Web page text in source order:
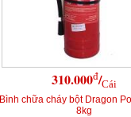
310.000đ/Cái
Bình chữa cháy bột Dragon
8kg